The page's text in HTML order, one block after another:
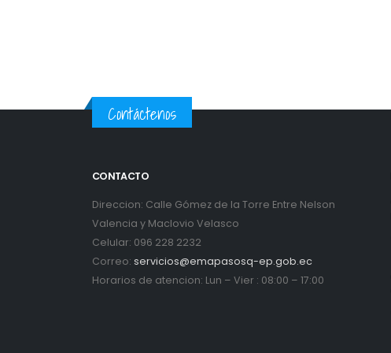
Contáctenos
CONTACTO
Direccion: Calle Gómez de la Torre Entre Nelson
Valencia y Maclovio Velasco
Celular: 096 228 2232
Correo: servicios@emapasosq-ep.gob.ec
Horarios de atencion: Lun – Vier : 08:00 – 17:00